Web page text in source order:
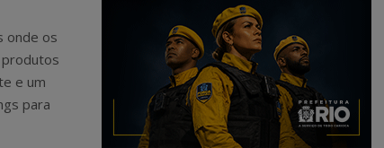
onde os
e um
para